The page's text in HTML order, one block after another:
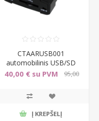
CTAARUSB001
automobilinis USB/SD
adapteris Alfa Romeo
40,00 € su PVM
95,00
Į KREPŠELĮ